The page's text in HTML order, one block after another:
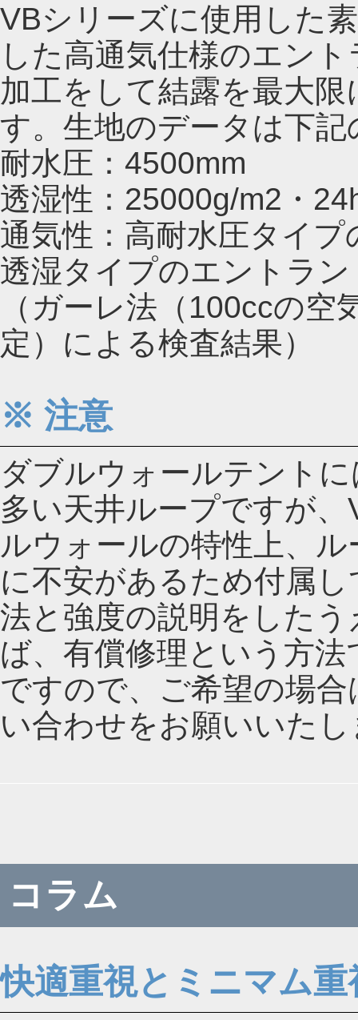
VBシリーズに使用した
した高通気仕様のエン
加工をして結露を最大
す。生地のデータは下
耐水圧：4500mm
透湿性：25000g/m2・
通気性：高耐水圧タイ
透湿タイプのエントラ
（ガーレ法（100ccの
定）による検査結果）
※ 注意
ダブルウォールテント
多い天井ループですが
ルウォールの特性上、
に不安があるため付属
法と強度の説明をした
ば、有償修理という方
ですので、ご希望の場
い合わせをお願いいた
コラム
快適重視とミニマム重